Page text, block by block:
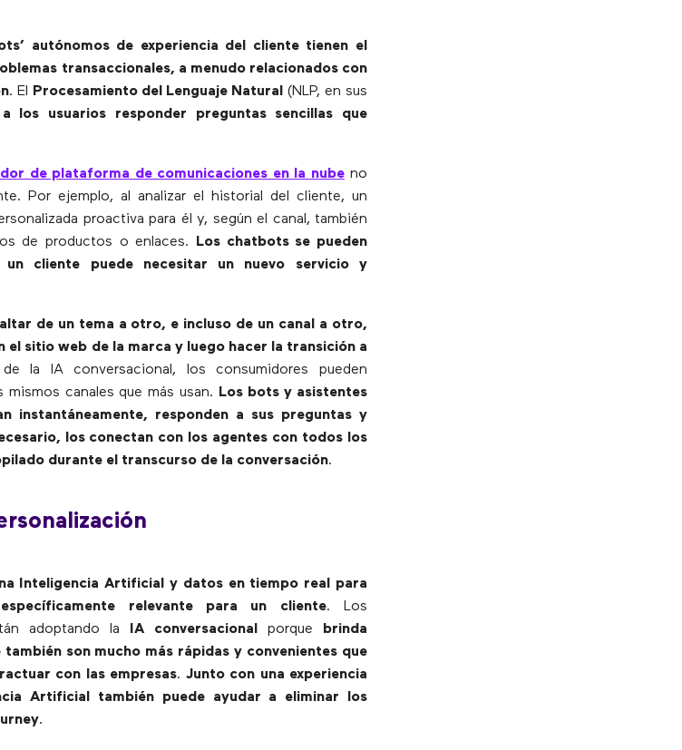
autónomos de experiencia del cliente tienen el
transaccionales, a menudo relacionados con
. El Procesamiento del Lenguaje Natural
(NLP, en sus
los usuarios responder preguntas sencillas que
de plataforma de comunicaciones en la nubeno
Por ejemplo, al analizar el historial del cliente, un
proactiva para él y, según el canal, también
de productos o enlaces.
Los chatbots se pueden
cliente puede necesitar un nuevo servicio y
de un tema a otro, e incluso de un canal a otro,
el sitio web de la marca y luego hacer la transición a
la IA conversacional, los consumidores pueden
canales que más usan.
Los bots y asistentes
instantáneamente, responden a sus preguntas y
los conectan con los agentes con todos los
durante el transcurso de la conversación.
Inteligencia Artificial y datos en tiempo real para
relevante para un cliente. Los
adoptando la
IA conversacional porque
brinda
son mucho más rápidas y convenientes que
con las empresas.Junto con una experiencia
Artificial también puede ayudar a eliminar los
.